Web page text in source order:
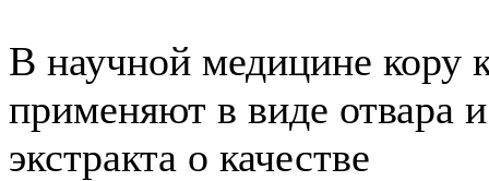
В научной медицине кору
применяют в виде отвара
экстракта о качестве